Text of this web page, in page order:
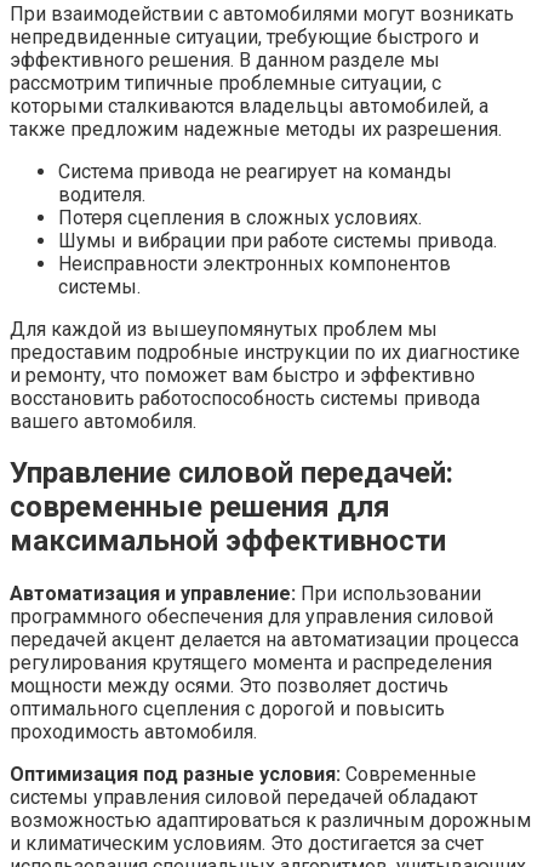
При взаимодействии с автомобилями могут возникать
непредвиденные ситуации, требующие быстрого и
эффективного решения. В данном разделе мы
рассмотрим типичные проблемные ситуации, с
которыми сталкиваются владельцы автомобилей, а
также предложим надежные методы их разрешения.
Система привода не реагирует на команды
водителя.
Потеря сцепления в сложных условиях.
Шумы и вибрации при работе системы привода.
Неисправности электронных компонентов
системы.
Для каждой из вышеупомянутых проблем мы
предоставим подробные инструкции по их диагностике
и ремонту, что поможет вам быстро и эффективно
восстановить работоспособность системы привода
вашего автомобиля.
Управление силовой передачей:
современные решения для
максимальной эффективности
Автоматизация и управление: При использовании
программного обеспечения для управления силовой
передачей акцент делается на автоматизации процесса
регулирования крутящего момента и распределения
мощности между осями. Это позволяет достичь
оптимального сцепления с дорогой и повысить
проходимость автомобиля.
Оптимизация под разные условия: Современные
системы управления силовой передачей обладают
возможностью адаптироваться к различным дорожным
и климатическим условиям. Это достигается за счет